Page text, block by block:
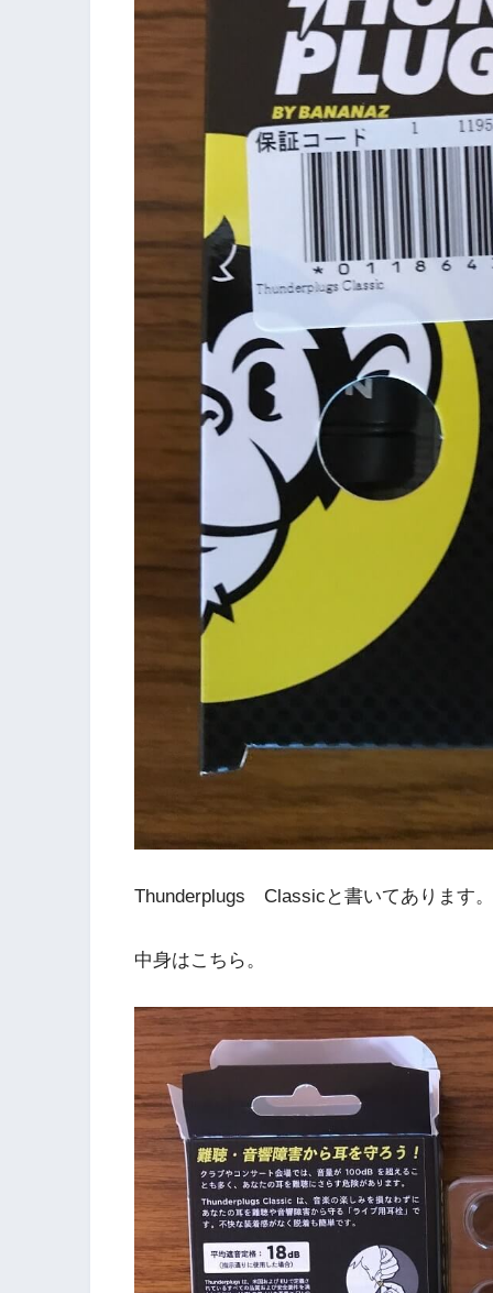
Thunderplugs Classicと書いてあります。
中身はこちら。